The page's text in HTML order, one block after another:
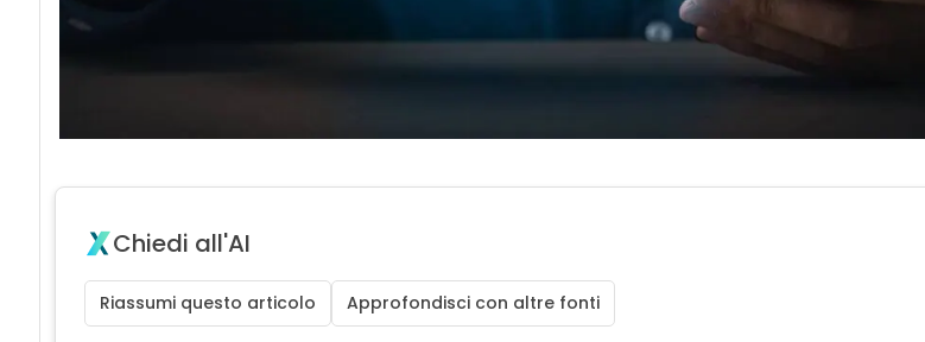
Chiedi all'AI
Riassumi questo articolo Approfondisci con altre fonti